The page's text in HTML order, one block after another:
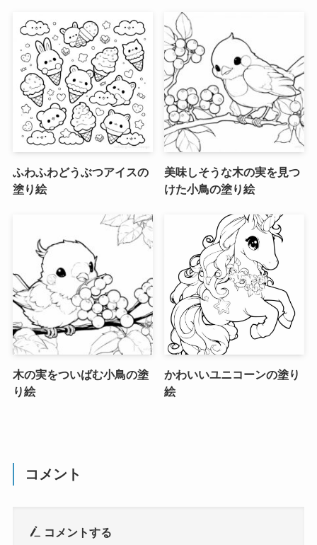
ふわふわどうぶつアイスの
塗り絵
美味しそうな木の実を見つ
けた小鳥の塗り絵
木の実をついばむ小鳥の塗
り絵
かわいいユニコーンの塗り
絵
コメント
コメントする